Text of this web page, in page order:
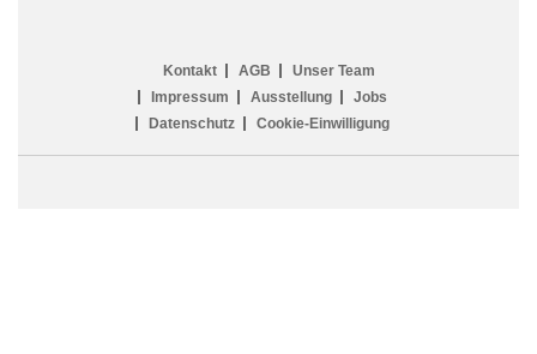
Kontakt AGB
Unser Team
Impressum
Ausstellung
Jobs
Datenschutz
Cookie-Einwilligung